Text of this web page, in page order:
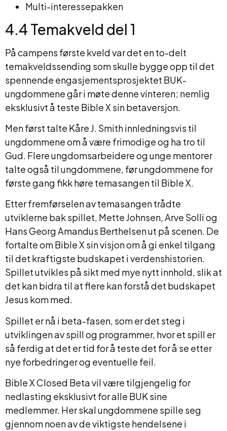
Multi-interessepakken
4.4 Temakveld del 1
På campens første kveld var det en to-delt
temakveldssending som skulle bygge opp til det
spennende engasjementsprosjektet BUK-
ungdommene går i møte denne vinteren; nemlig
eksklusivt å teste Bible X sin betaversjon.
Men først talte Kåre J. Smith innledningsvis til
ungdommene om å være frimodige og ha tro til
Gud. Flere ungdomsarbeidere og unge mentorer
talte også til ungdommene, før ungdommene for
første gang fikk høre temasangen til Bible X.
Etter fremførselen av temasangen trådte
utviklerne bak spillet, Mette Johnsen, Arve Solli og
Hans Georg Amandus Berthelsen ut på scenen. De
fortalte om Bible X sin visjon om å gi enkel tilgang
til det kraftigste budskapet i verdenshistorien.
Spillet utvikles på sikt med mye nytt innhold, slik at
det kan bidra til at flere kan forstå det budskapet
Jesus kom med.
Spillet er nå i beta-fasen, som er det steg i
utviklingen av spill og programmer, hvor et spill er
så ferdig at det er tid for å teste det for å se etter
nye forbedringer og eventuelle feil.
Bible X Closed Beta vil være tilgjengelig for
nedlasting eksklusivt for alle BUK sine
medlemmer. Her skal ungdommene spille seg
gjennom noen av de viktigste hendelsene i